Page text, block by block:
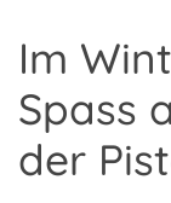
Im
Spass
der